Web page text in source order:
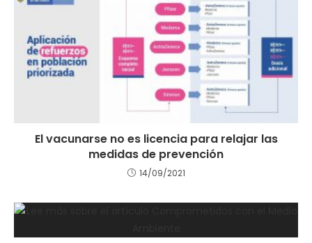
El vacunarse no es licencia para relajar las
medidas de prevención
14/09/2021